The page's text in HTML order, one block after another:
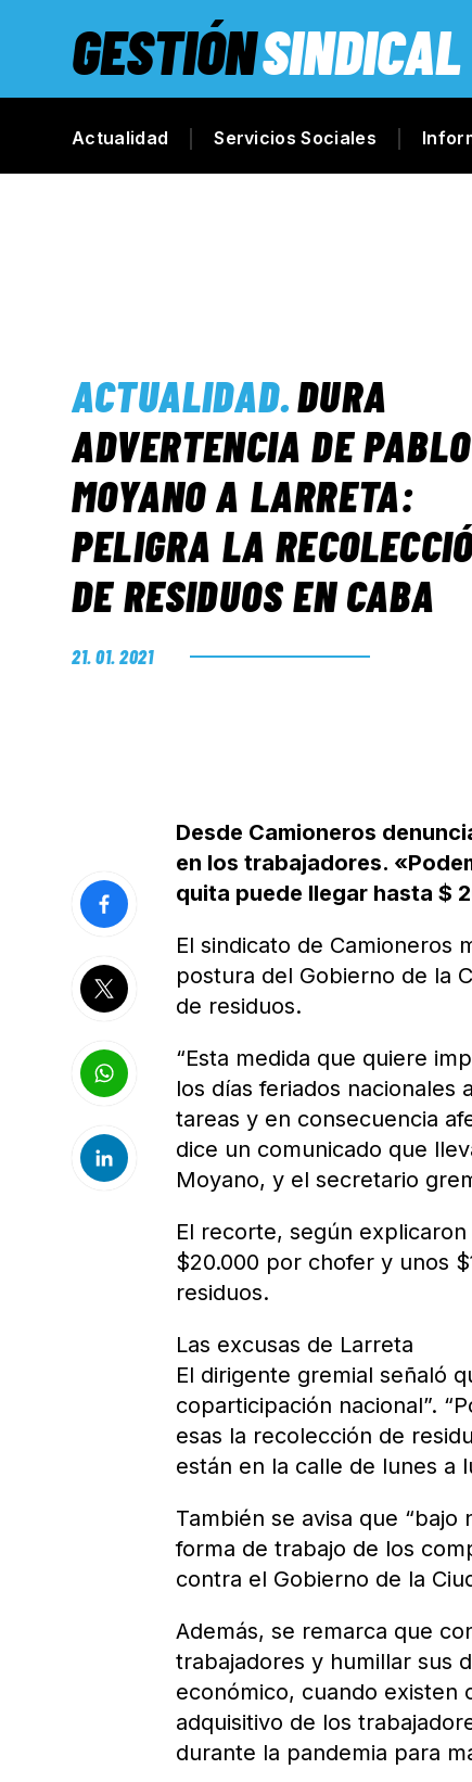
GESTIÓNSINDICAL
Actualidad Servicios Sociales
ACTUALIDAD.DURA
ADVERTENCIA DE PABLO
MOYANO A LARRETA:
PELIGRA LA
DE RESIDUOS EN CABA
21. 01. 2021
Desde Camioneros
en los trabajadores.
quita puede llegar hasta $
El sindicato de Camioneros
postura del Gobierno de la
de residuos.
“Esta medida que quiere
los días feriados nacionales
tareas y en consecuencia
dice un comunicado que
Moyano, y el secretario
El recorte, según
$20.000 por chofer y unos
residuos.
Las excusas de Larreta
El dirigente gremial señaló
coparticipación nacional”.
esas la recolección de
están en la calle de lunes a
También se avisa que
forma de trabajo de los
contra el Gobierno de la
Además, se remarca que
trabajadores y humillar sus
económico, cuando existen
adquisitivo de los
durante la pandemia para